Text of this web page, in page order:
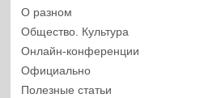
О разном
Общество. Культура
Онлайн-конференции
Официально
Полезные статьи